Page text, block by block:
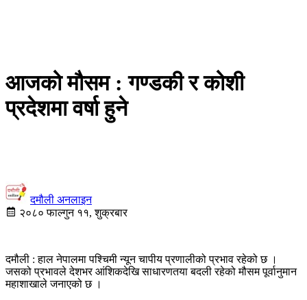
आजको मौसम : गण्डकी र कोशी
प्रदेशमा वर्षा हुने
दमौली अनलाइन
२०८० फाल्गुन ११, शुक्रबार
दमौली : हाल नेपालमा पश्चिमी न्यून चापीय प्रणालीको प्रभाव रहेको छ ।
जसको प्रभावले देशभर आंशिकदेखि साधारणतया बदली रहेको मौसम पूर्वानुमान
महाशाखाले जनाएको छ ।